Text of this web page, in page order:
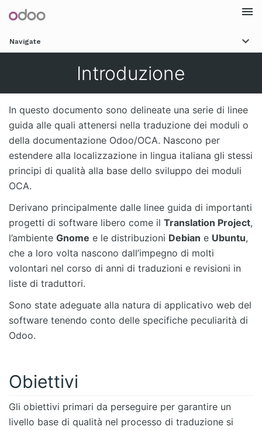
Navigate
Introduzione
In questo documento sono delineate una serie di linee
guida alle quali attenersi nella traduzione dei moduli o
della documentazione Odoo/OCA. Nascono per
estendere alla localizzazione in lingua italiana gli stessi
principi di qualità alla base dello sviluppo dei moduli
OCA.
Derivano principalmente dalle linee guida di importanti
progetti di software libero come il Translation Project,
l’ambiente Gnome e le distribuzioni Debian e Ubuntu,
che a loro volta nascono dall’impegno di molti
volontari nel corso di anni di traduzioni e revisioni in
liste di traduttori.
Sono state adeguate alla natura di applicativo web del
software tenendo conto delle specifiche peculiarità di
Odoo.
Obiettivi
Gli obiettivi primari da perseguire per garantire un
livello base di qualità nel processo di traduzione si